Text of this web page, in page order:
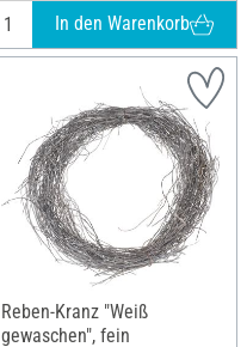
In den Warenkorb
Reben-Kranz "Weiß
gewaschen", fein